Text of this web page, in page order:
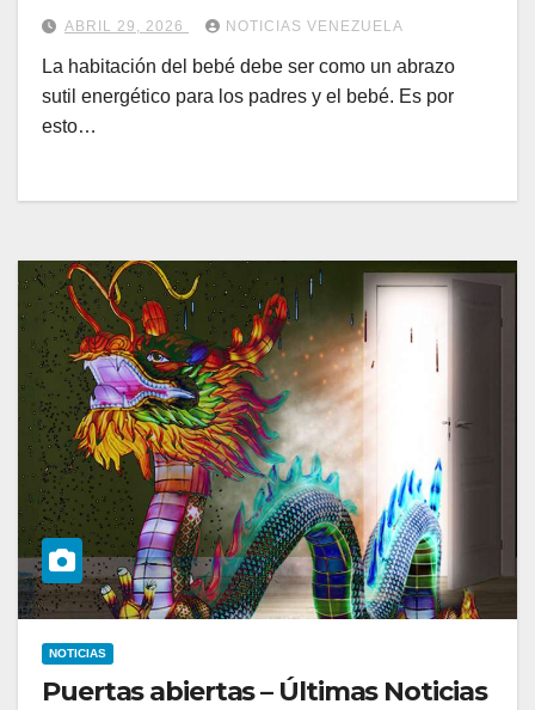
ABRIL 29, 2026 NOTICIAS VENEZUELA
La habitación del bebé debe ser como un abrazo
sutil energético para los padres y el bebé. Es por
esto…
NOTICIAS
Puertas abiertas – Últimas Noticias